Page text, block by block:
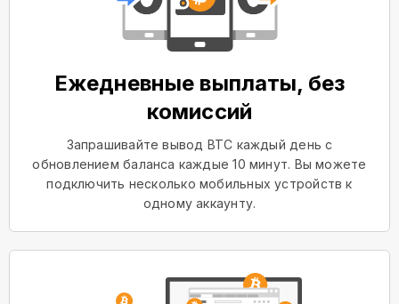
Ежедневные выплаты, без
комиссий
Запрашивайте вывод BTC каждый день с
обновлением баланса каждые 10 минут. Вы можете
подключить несколько мобильных устройств к
одному аккаунту.